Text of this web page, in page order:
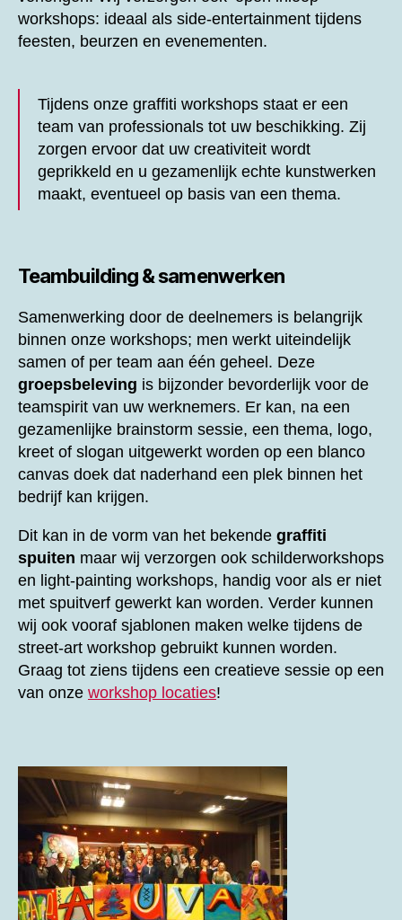
workshops: ideaal als side-entertainment tijdens
feesten, beurzen en evenementen.
Tijdens onze graffiti workshops staat er een
team van professionals tot uw beschikking. Zij
zorgen ervoor dat uw creativiteit wordt
geprikkeld en u gezamenlijk echte kunstwerken
maakt, eventueel op basis van een thema.
Teambuilding & samenwerken
Samenwerking door de deelnemers is belangrijk
binnen onze workshops; men werkt uiteindelijk
samen of per team aan één geheel. Deze
groepsbeleving is bijzonder bevorderlijk voor de
teamspirit van uw werknemers. Er kan, na een
gezamenlijke brainstorm sessie, een thema, logo,
kreet of slogan uitgewerkt worden op een blanco
canvas doek dat naderhand een plek binnen het
bedrijf kan krijgen.
Dit kan in de vorm van het bekende graffiti
spuiten maar wij verzorgen ook schilderworkshops
en light-painting workshops, handig voor als er niet
met spuitverf gewerkt kan worden. Verder kunnen
wij ook vooraf sjablonen maken welke tijdens de
street-art workshop gebruikt kunnen worden.
Graag tot ziens tijdens een creatieve sessie op een
van onze workshop locaties!